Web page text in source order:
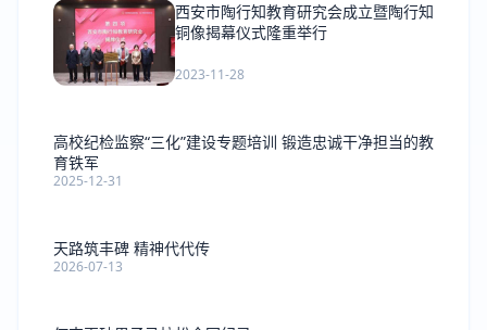
西安市陶行知教育研究会成立暨陶行知
铜像揭幕仪式隆重举行
2023-11-28
高校纪检监察“三化”建设专题培训 锻造忠诚干净担当的教
育铁军
2025-12-31
天路筑丰碑 精神代代传
2026-07-13